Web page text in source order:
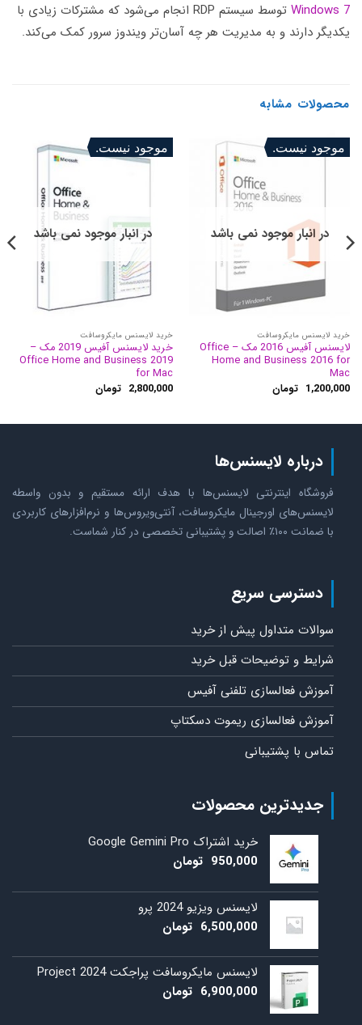
Windows 7
توسط سیستم RDP انجام می‌شود که مشترکات زیادی با
یکدیگر دارند و به مدیریت هر چه آسان‌تر ویندوز سرور کمک می‌کند.
محصولات مشابه
موجود نیست.
در انبار موجود نمی باشد
خرید لایسنس مایکروسافت
لایسنس آفیس 2016 مک – Office
Home and Business 2016 for
Mac
1,200,000 تومان
موجود نیست.
در انبار موجود نمی باشد
خرید لایسنس مایکروسافت
خرید لایسنس آفیس 2019 مک –
Office Home and Business 2019
for Mac
2,800,000 تومان
درباره لایسنس‌ها
فروشگاه اینترنتی لایسنس‌ها با هدف ارائه مستقیم و بدون واسطه
لایسنس‌های اورجینال مایکروسافت، آنتی‌ویروس‌ها و نرم‌افزارهای کاربردی
با ضمانت ۱۰۰٪ اصالت و پشتیبانی تخصصی در کنار شماست.
دسترسی سریع
سوالات متداول پیش از خرید
شرایط و توضیحات قبل خرید
آموزش فعالسازی تلفنی آفیس
آموزش فعالسازی ریموت دسکتاپ
تماس با پشتیبانی
جدیدترین محصولات
خرید اشتراک Google Gemini Pro
950,000 تومان
لایسنس ویزیو 2024 پرو
6,500,000 تومان
لایسنس مایکروسافت پراجکت 2024 Project
6,900,000 تومان